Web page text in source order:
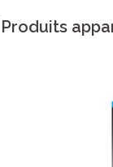
Produits